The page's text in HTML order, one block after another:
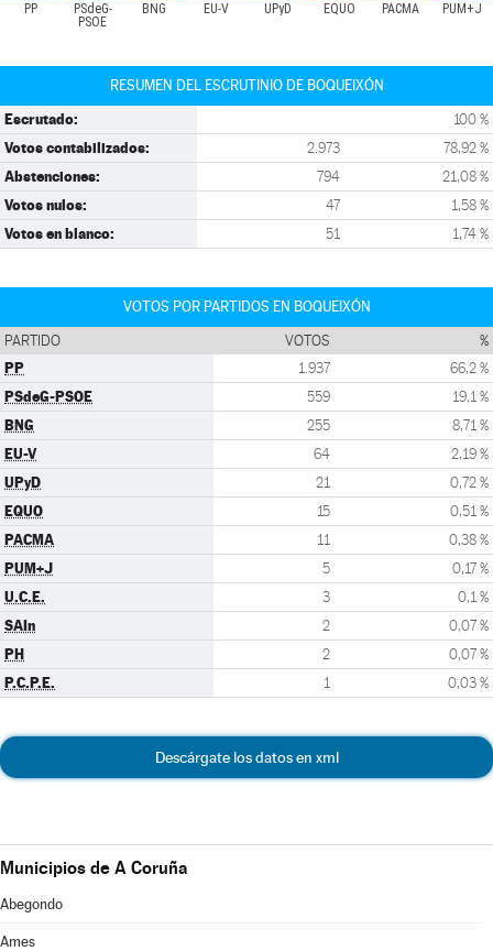
PP
PSdeG-
PSOE
BNG EU-V UPyD EQUO PACMA PUM+J
RESUMEN DEL ESCRUTINIO DE BOQUEIXÓN
Escrutado: 100 %
Votos contabilizados: 2.973 78,92 %
Abstenciones: 794 21,08 %
Votos nulos: 47 1,58 %
Votos en blanco: 51 1,74 %
VOTOS POR PARTIDOS EN BOQUEIXÓN
PARTIDO VOTOS %
PP 1.937 66,2 %
PSdeG-PSOE 559 19,1 %
BNG 255 8,71 %
EU-V 64 2,19 %
UPyD 21 0,72 %
EQUO 15 0,51 %
PACMA 11 0,38 %
PUM+J 5 0,17 %
U.C.E. 3 0,1 %
SAIn 2 0,07 %
PH 2 0,07 %
P.C.P.E. 1 0,03 %
Descárgate los datos en xml
Municipios de A Coruña
Abegondo
Ames